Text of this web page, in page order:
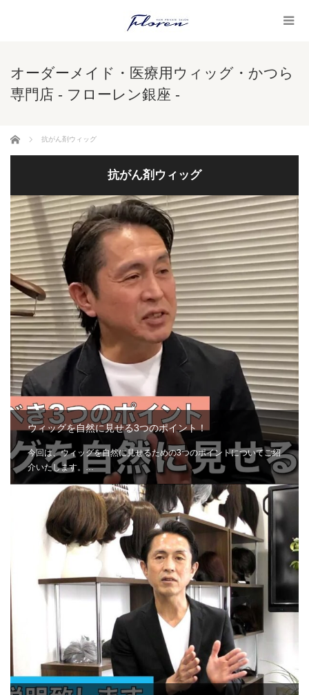
オーダーメイド・医療用ウィッグ・かつら
専門店 - フローレン銀座 -
ホーム 抗がん剤ウィッグ
抗がん剤ウィッグ
ウィッグを自然に見せる3つのポイント！
今回は、ウィッグを自然に見せるための3つのポイントについてご紹
介いたします。…